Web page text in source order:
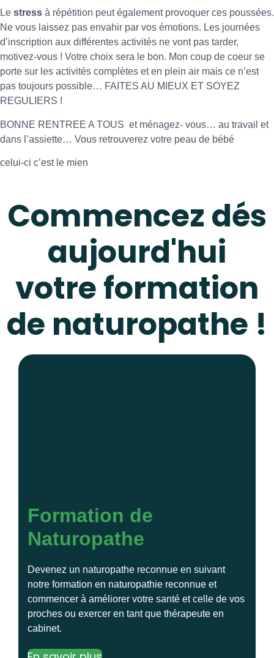
Le stress à répétition peut également provoquer ces poussées.
Ne vous laissez pas envahir par vos émotions. Les journées
d’inscription aux différentes activités ne vont pas tarder,
motivez-vous ! Votre choix sera le bon. Mon coup de coeur se
porte sur les activités complètes et en plein air mais ce n’est
pas toujours possible… FAITES AU MIEUX ET SOYEZ
REGULIERS !
BONNE RENTREE A TOUS et ménagez- vous… au travail et
dans l’assiette… Vous retrouverez votre peau de bébé
celui-ci c’est le mien
Commencez dés
aujourd'hui
votre formation
de naturopathe !
Formation de
Naturopathe
Devenez un naturopathe reconnue en suivant
notre formation en naturopathie reconnue et
commencer à améliorer votre santé et celle de vos
proches ou exercer en tant que thérapeute en
cabinet.